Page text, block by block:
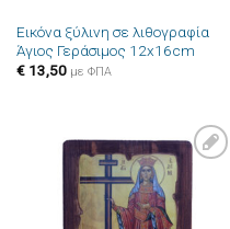
Εικόνα ξύλινη σε λιθογραφία
Άγιος Γεράσιμος 12x16cm
€13,50 με ΦΠΑ
Πρόσθήκη
στην λίστα
επιθυμιών